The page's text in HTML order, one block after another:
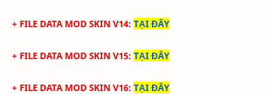
+ FILE DATA MOD SKIN V14: TẠI ĐÂY
+ FILE DATA MOD SKIN V15: TẠI ĐÂY
+ FILE DATA MOD SKIN V16: TẠI ĐÂY